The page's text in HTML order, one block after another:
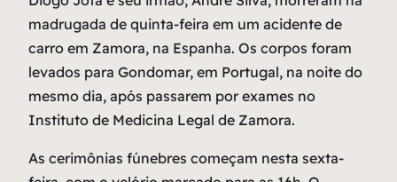
madrugada de quinta-feira em um acidente de
carro em Zamora, na Espanha. Os corpos foram
levados para Gondomar, em Portugal, na noite do
mesmo dia, após passarem por exames no
Instituto de Medicina Legal de Zamora.
As cerimônias fúnebres começam nesta sexta-